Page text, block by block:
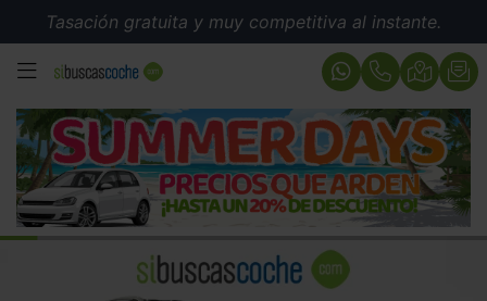
Tasación gratuita y muy competitiva al instante.
MENÚ